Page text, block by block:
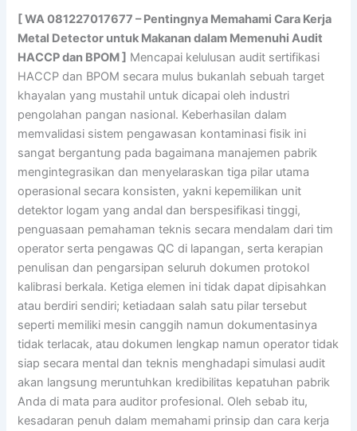
[ WA 081227017677 – Pentingnya Memahami Cara Kerja
Metal Detector untuk Makanan dalam Memenuhi Audit
HACCP dan BPOM ] Mencapai kelulusan audit sertifikasi
HACCP dan BPOM secara mulus bukanlah sebuah target
khayalan yang mustahil untuk dicapai oleh industri
pengolahan pangan nasional. Keberhasilan dalam
memvalidasi sistem pengawasan kontaminasi fisik ini
sangat bergantung pada bagaimana manajemen pabrik
mengintegrasikan dan menyelaraskan tiga pilar utama
operasional secara konsisten, yakni kepemilikan unit
detektor logam yang andal dan berspesifikasi tinggi,
penguasaan pemahaman teknis secara mendalam dari tim
operator serta pengawas QC di lapangan, serta kerapian
penulisan dan pengarsipan seluruh dokumen protokol
kalibrasi berkala. Ketiga elemen ini tidak dapat dipisahkan
atau berdiri sendiri; ketiadaan salah satu pilar tersebut
seperti memiliki mesin canggih namun dokumentasinya
tidak terlacak, atau dokumen lengkap namun operator tidak
siap secara mental dan teknis menghadapi simulasi audit
akan langsung meruntuhkan kredibilitas kepatuhan pabrik
Anda di mata para auditor profesional. Oleh sebab itu,
kesadaran penuh dalam memahami prinsip dan cara kerja